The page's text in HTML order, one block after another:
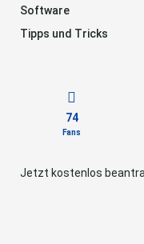
Software
Tipps und Tricks
74
Fans
Jetzt kostenlos